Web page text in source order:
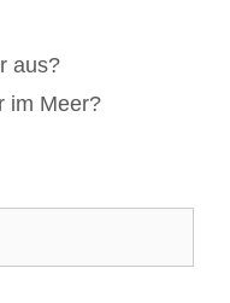
aus?
im Meer?